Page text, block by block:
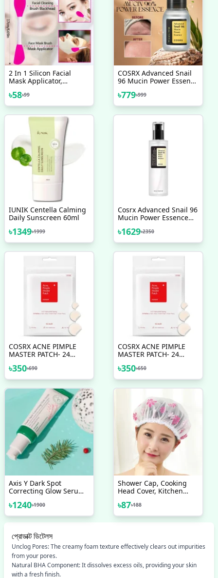
2 In 1 Silicon Facial
Mask Applicator,
Brush For Pore
Cleansing, Gentle
Blackhead Brush
৳58৳99
COSRX Advanced Snail
96 Mucin Power Essence
৳779৳999
IUNIK Centella Calming
Daily Sunscreen 60ml
৳1349৳1999
Cosrx Advanced Snail 96
Mucin Power Essence
৳1629৳2350
COSRX ACNE PIMPLE
MASTER PATCH- 24
সমস্যাযুক্ত দাগের নিবিড় যত্ন
প্রদান করে।)
৳350৳690
COSRX ACNE PIMPLE
MASTER PATCH- 24
৳350৳650
Axis Y Dark Spot
Correcting Glow Serum
৳1240৳1900
Shower Cap, Cooking
Head Cover, Kitchen
Cover
৳87৳188
প্রোডাক্ট ডিটেলস
Unclog Pores: The creamy foam texture effectively clears out impurities
from your pores.
Natural BHA Component: It dissolves excess oils, providing your skin
with a fresh finish.